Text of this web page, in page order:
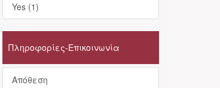
Yes (1)
Πληροφορίες-Επικοινωνία
Απόθεση